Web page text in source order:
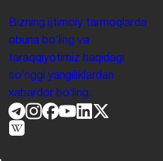
Bizning ijtimoiy tarmoqlarda
obuna boʻling va
taraqqiyotimiz haqidagi
soʻnggi yangiliklardan
xabardor boʻling.